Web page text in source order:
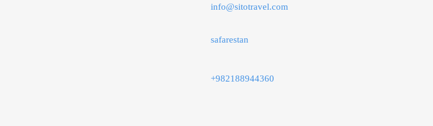
info@sitotravel.com
safarestan
+982188944360